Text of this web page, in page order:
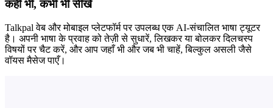
कहीं भी, कभी भी सीखें
Talkpal वेब और मोबाइल प्लेटफॉर्म पर उपलब्ध एक AI-संचालित भाषा ट्यूटर
है। अपनी भाषा के प्रवाह को तेज़ी से सुधारें, लिखकर या बोलकर दिलचस्प
विषयों पर चैट करें, और आप जहाँ भी और जब भी चाहें, बिल्कुल असली जैसे
वॉयस मैसेज पाएँ।